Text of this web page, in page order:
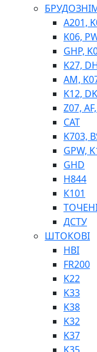
BIMETAL
Е90, E92
SINT, E60
ПНЕВМАТИКА
ФІТИНГИ
A201,
K06,
GHP,
K27,
AM,
K12,
Z07,
CAT
K703,
GPW,
GHD
H844
К101
ДСТУ
ШТОКОВІ
HBI
FR200
K22
K33
K38
K32
K37